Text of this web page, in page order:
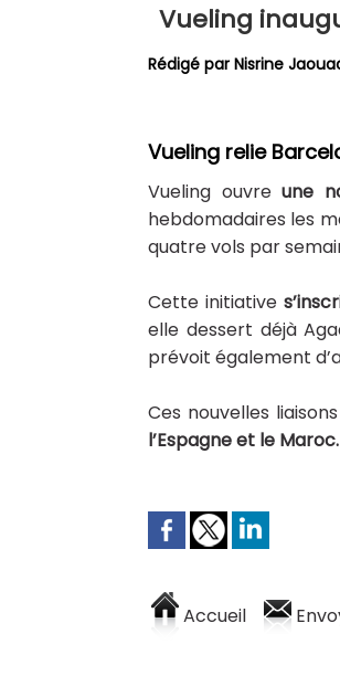
Vueling
Rédigé parNisrine
Vueling relie
Vueling ouvreune
hebdomadaires les
quatre vols par
Cette initiative
elle dessert déjà
prévoit également
Ces nouvelles liaisons
l’Espagne et le Maroc.
Accueil